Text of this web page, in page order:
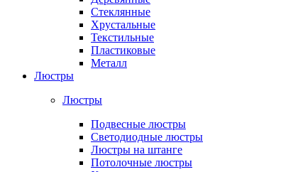
Стеклянные
Хрустальные
Текстильные
Пластиковые
Металл
Люстры
Люстры
Подвесные люстры
Светодиодные люстры
Люстры на штанге
Потолочные люстры